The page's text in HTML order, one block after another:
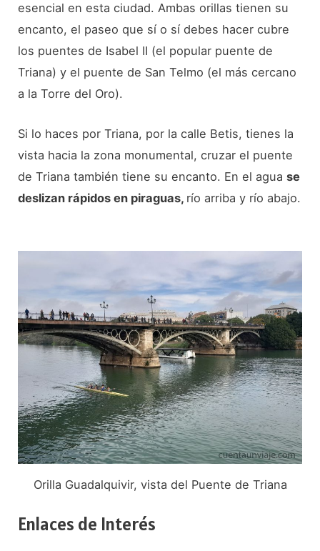
esencial en esta ciudad. Ambas orillas tienen su
encanto, el paseo que sí o sí debes hacer cubre
los puentes de Isabel II (el popular puente de
Triana) y el puente de San Telmo (el más cercano
a la Torre del Oro).
Si lo haces por Triana, por la calle Betis, tienes la
vista hacia la zona monumental, cruzar el puente
de Triana también tiene su encanto. En el aguase
deslizan rápidos en piraguas, río arriba y río abajo.
Orilla Guadalquivir, vista del Puente de Triana
Enlaces de Interés